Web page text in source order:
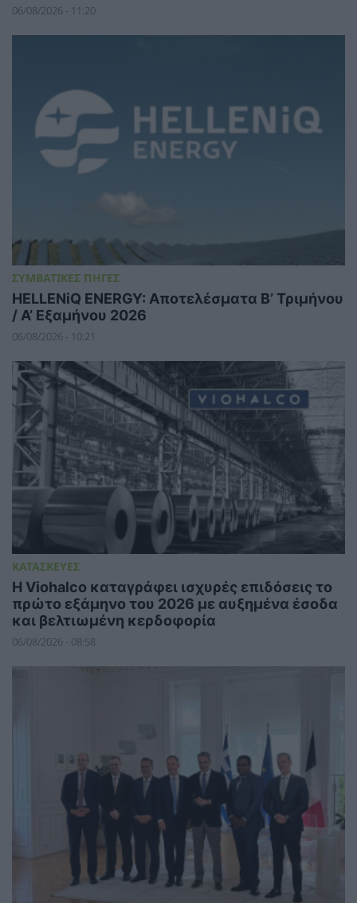
06/08/2026 - 11:20
ΣΥΜΒΑΤΙΚΕΣ ΠΗΓΕΣ
HELLENiQ ENERGY: Αποτελέσματα Β’ Τριμήνου
/ Α’ Εξαμήνου 2026
06/08/2026 - 10:21
ΚΑΤΑΣΚΕΥΕΣ
Η Viohalco καταγράφει ισχυρές επιδόσεις το
πρώτο εξάμηνο του 2026 με αυξημένα έσοδα
και βελτιωμένη κερδοφορία
06/08/2026 - 08:58